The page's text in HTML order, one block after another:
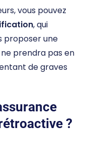
vous pouvez
, qui
proposer une
prendra pas en
de graves
?